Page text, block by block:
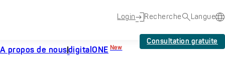
Login Recherche Langue
A propos de nousdigitalONE New
Consultation gratuite